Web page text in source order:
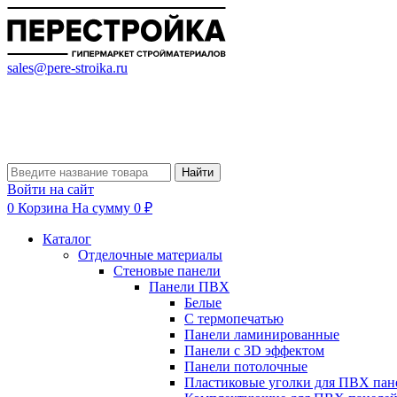
sales@pere-stroika.ru
Найти
Войти на сайт
0 Корзина На сумму 0 ₽
Каталог
Отделочные материалы
Стеновые панели
Панели ПВХ
Белые
С термопечатью
Панели ламинированные
Панели с 3D эффектом
Панели потолочные
Пластиковые уголки для ПВХ